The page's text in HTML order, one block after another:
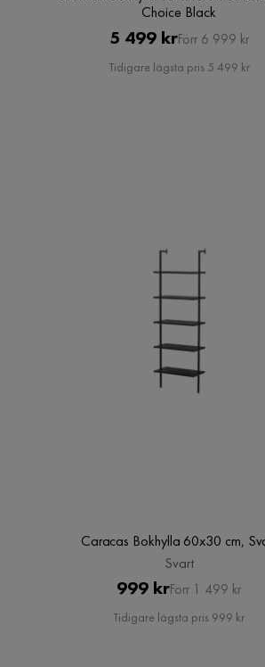
Choice Black
Pris
5 499 krOriginal
Pris
Förr 6 999 kr
Tidigare lägsta pris 5 499 kr
Caracas Bokhylla 60x30 cm,
Svart
Pris
999 kr Original
Pris
Förr 1 499 kr
Tidigare lägsta pris 999 kr